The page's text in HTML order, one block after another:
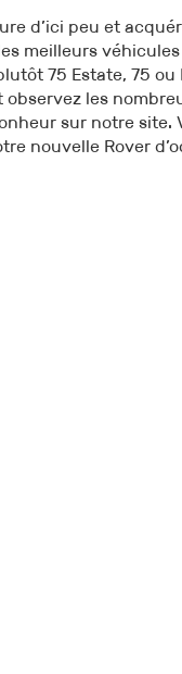
d’ici peu et
meilleurs
75 Estate, 75
observez les
sur notre site.
nouvelle Rover